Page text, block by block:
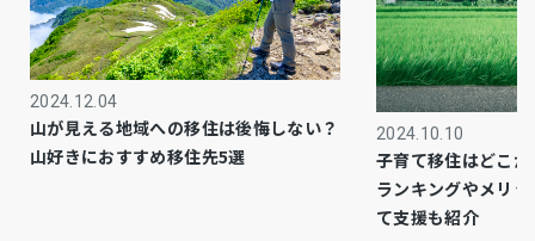
上水道 公共
下水道 公共
都市ガス
2024.12.04
山が見える地域への移住は後悔しない？
山好きにおすすめ移住先5選
2024.10.10
子育て移住はどこ
ランキングやメリ
て支援も紹介